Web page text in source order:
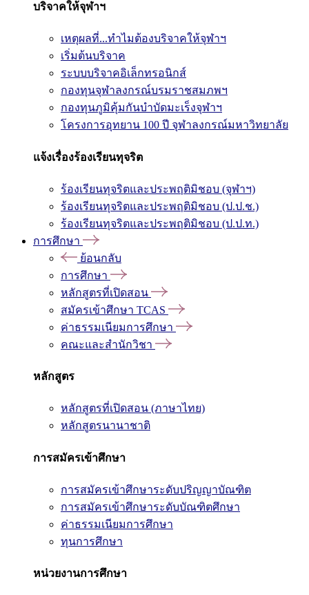
บริจาคให้จุฬาฯ
เหตุผลที่...ทำไมต้องบริจาคให้จุฬาฯ
เริ่มต้นบริจาค
ระบบบริจาคอิเล็กทรอนิกส์
กองทุนจุฬาลงกรณ์บรมราชสมภพฯ
กองทุนภูมิคุ้มกันบำบัดมะเร็งจุฬาฯ
โครงการอุทยาน 100 ปี จุฬาลงกรณ์มหาวิทยาลัย
แจ้งเรื่องร้องเรียนทุจริต
ร้องเรียนทุจริตและประพฤติมิชอบ (จุฬาฯ)
ร้องเรียนทุจริตและประพฤติมิชอบ (ป.ป.ช.)
ร้องเรียนทุจริตและประพฤติมิชอบ (ป.ป.ท.)
การศึกษา
ย้อนกลับ
การศึกษา
หลักสูตรที่เปิดสอน
สมัครเข้าศึกษา TCAS
ค่าธรรมเนียมการศึกษา
คณะและสำนักวิชา
หลักสูตร
หลักสูตรที่เปิดสอน (ภาษาไทย)
หลักสูตรนานาชาติ
การสมัครเข้าศึกษา
การสมัครเข้าศึกษาระดับปริญญาบัณฑิต
การสมัครเข้าศึกษาระดับบัณฑิตศึกษา
ค่าธรรมเนียมการศึกษา
ทุนการศึกษา
หน่วยงานการศึกษา